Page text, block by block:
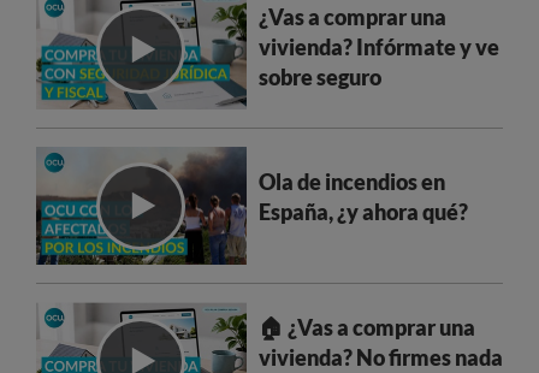
¿Vas a comprar una
vivienda? Infórmate y ve
sobre seguro
Ola de incendios en
España, ¿y ahora qué?
🏠 ¿Vas a comprar una
vivienda? No firmes nada